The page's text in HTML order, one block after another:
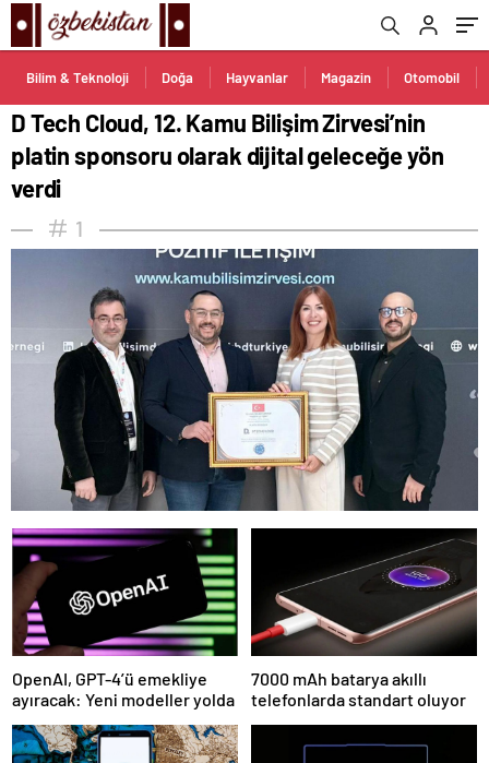
Bilim & Teknoloji Doğa Hayvanlar Magazin Otomobil
verdi
D Tech Cloud, 12. Kamu Bilişim Zirvesi’nin
platin sponsoru olarak dijital geleceğe yön
verdi
1
OpenAI, GPT-4’ü emekliye
ayıracak: Yeni modeller yolda
7000 mAh batarya akıllı
telefonlarda standart oluyor